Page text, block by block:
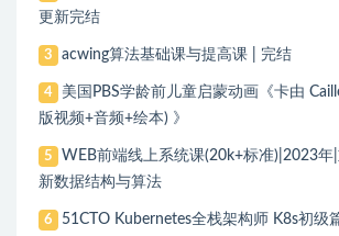
更新完结
3 acwing算法基础课与提高课 | 完结
4
美国PBS学龄前儿童启蒙动画《卡由
版视频+音频+绘本) 》
5
WEB前端线上系统课(20k+标准)|2023年
新数据结构与算法
6
51CTO Kubernetes全栈架构师 K8s初级